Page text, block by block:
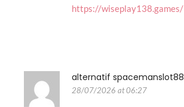
https://wiseplay138.games/
alternatif spacemanslot88
28/07/2026 at 06:27